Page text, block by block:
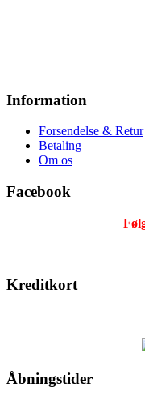
Information
Forsendelse & Retur
Betaling
Om os
Facebook
Kreditkort
Åbningstider